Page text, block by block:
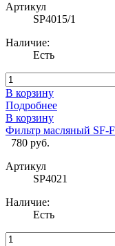
Артикул
SP4015/1
Наличие:
Есть
В корзину
Подробнее
В корзину
Фильтр масляный SF-
780 руб.
Артикул
SP4021
Наличие:
Есть